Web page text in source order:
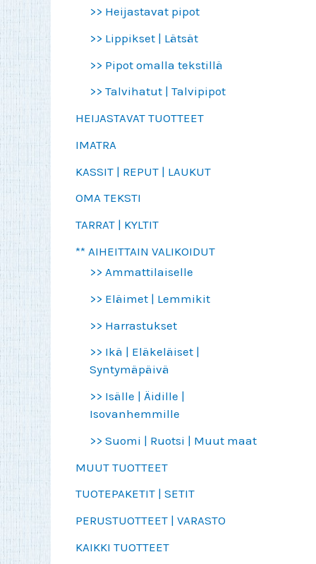
>> Heijastavat pipot
>> Lippikset | Lätsät
>> Pipot omalla tekstillä
>> Talvihatut | Talvipipot
HEIJASTAVAT TUOTTEET
IMATRA
KASSIT | REPUT | LAUKUT
OMA TEKSTI
TARRAT | KYLTIT
** AIHEITTAIN VALIKOIDUT
>> Ammattilaiselle
>> Eläimet | Lemmikit
>> Harrastukset
>> Ikä | Eläkeläiset |
Syntymäpäivä
>> Isälle | Äidille |
Isovanhemmille
>> Suomi | Ruotsi | Muut maat
MUUT TUOTTEET
TUOTEPAKETIT | SETIT
PERUSTUOTTEET | VARASTO
KAIKKI TUOTTEET